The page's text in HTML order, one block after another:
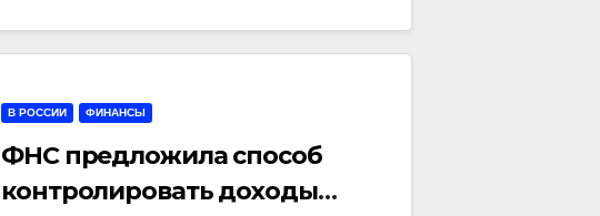
В РОССИИ ФИНАНСЫ
ФНС предложила способ
контролировать доходы